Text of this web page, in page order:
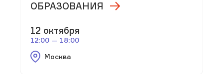
ОБРАЗОВАНИЯ
12 октября
12:00 — 18:00
Москва